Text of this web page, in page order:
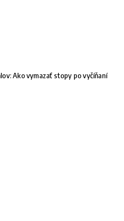
Ako vymazať stopy po vyčíňaní